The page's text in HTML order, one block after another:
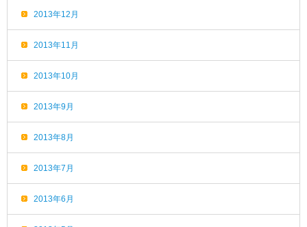
2013年12月
2013年11月
2013年10月
2013年9月
2013年8月
2013年7月
2013年6月